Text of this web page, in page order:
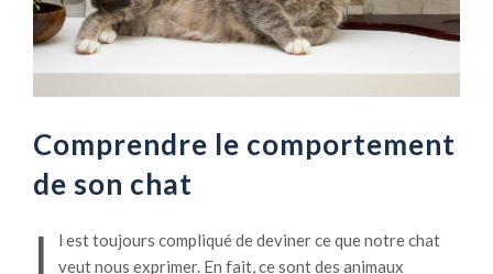
Comprendre le comportement
de son chat
I
l est toujours compliqué de deviner ce que notre chat
veut nous exprimer. En fait, ce sont des animaux